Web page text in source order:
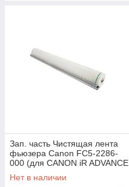
Зап. часть Чистящая лента
фьюзера Canon FC5-2286-
000 (для CANON iR ADVANCE
8085/ 8095)
Нет в наличии